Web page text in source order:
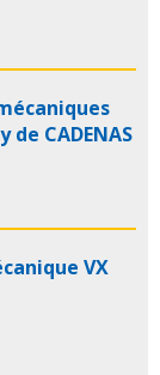
de CADENAS
VX